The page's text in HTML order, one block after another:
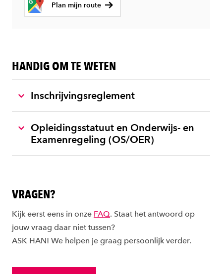
Plan mijn route
HANDIG OM TE WETEN
Inschrijvingsreglement
Opleidingsstatuut en Onderwijs- en
Examenregeling (OS/OER)
VRAGEN?
Kijk eerst eens in onze FAQ. Staat het antwoord op
jouw vraag daar niet tussen?
ASK HAN! We helpen je graag persoonlijk verder.